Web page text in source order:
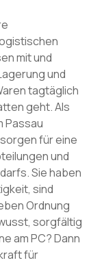
mit und
und
tagtäglich
geht. Als
Passau
für eine
und
Sie haben
sind
Ordnung
sorgfältig
am PC? Dann
für